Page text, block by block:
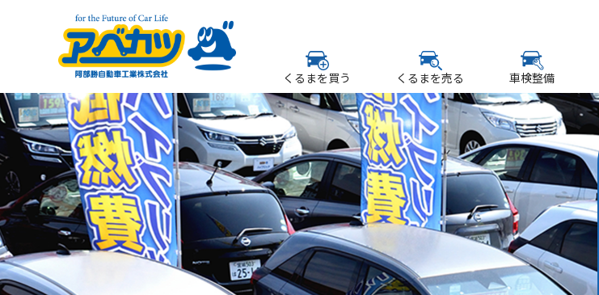
くるまを買う くるまを売る 車検整備